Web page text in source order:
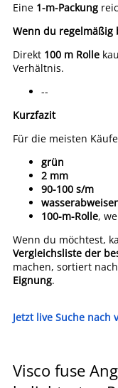
Eine 1-m-Packung
Wenn du regelmäßig
Direkt 100 m Rolle
Verhältnis.
--
Kurzfazit
Für die meisten
grün
2 mm
90-100 s/m
100-m-Rolle,
Wenn du möchtest,
Vergleichsliste der
machen, sortiert nach
Eignung.
Jetzt live Suche nach
Visco fuse